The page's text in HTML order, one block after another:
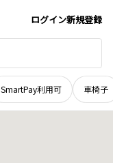
ログイン新規登録
SmartPay利用可 車椅子